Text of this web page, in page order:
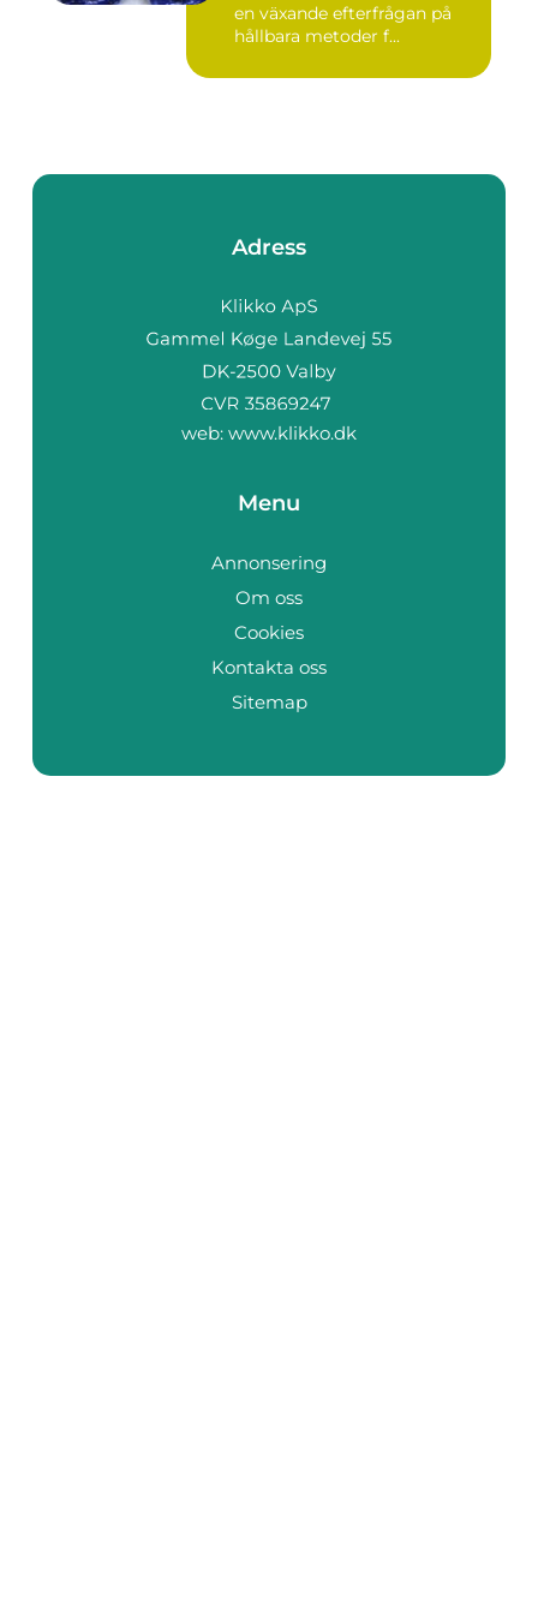
en växande efterfrågan på
hållbara metoder f...
Adress
web: www.klikko.dk
Menu
Annonsering
Om oss
Cookies
Kontakta oss
Sitemap